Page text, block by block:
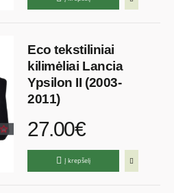
Eco tekstiliniai
kilimėliai Lancia
Ypsilon II (2003-
2011)
27.00€
Į krepšelį